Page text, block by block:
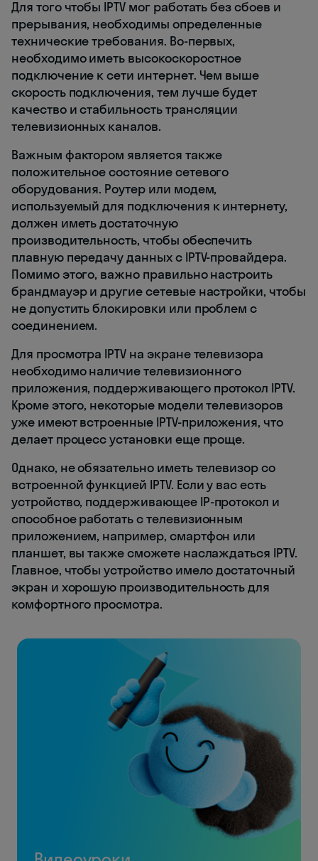
Для того чтобы IPTV мог работать без сбоев и
прерывания, необходимы определенные
технические требования. Во-первых,
необходимо иметь высокоскоростное
подключение к сети интернет. Чем выше
скорость подключения, тем лучше будет
качество и стабильность трансляции
телевизионных каналов.
Важным фактором является также
положительное состояние сетевого
оборудования. Роутер или модем,
используемый для подключения к интернету,
должен иметь достаточную
производительность, чтобы обеспечить
плавную передачу данных с IPTV-провайдера.
Помимо этого, важно правильно настроить
брандмауэр и другие сетевые настройки, чтобы
не допустить блокировки или проблем с
соединением.
Для просмотра IPTV на экране телевизора
необходимо наличие телевизионного
приложения, поддерживающего протокол IPTV.
Кроме этого, некоторые модели телевизоров
уже имеют встроенные IPTV-приложения, что
делает процесс установки еще проще.
Однако, не обязательно иметь телевизор со
встроенной функцией IPTV. Если у вас есть
устройство, поддерживающее IP-протокол и
способное работать с телевизионным
приложением, например, смартфон или
планшет, вы также сможете наслаждаться IPTV.
Главное, чтобы устройство имело достаточный
экран и хорошую производительность для
комфортного просмотра.